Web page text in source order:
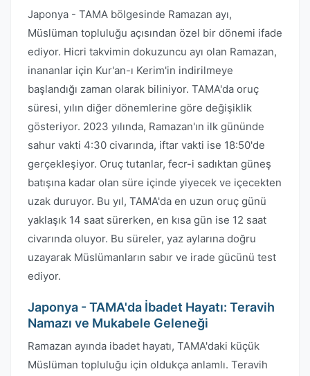
Japonya - TAMA bölgesinde Ramazan ayı,
Müslüman topluluğu açısından özel bir dönemi ifade
ediyor. Hicri takvimin dokuzuncu ayı olan Ramazan,
inananlar için Kur'an-ı Kerim'in indirilmeye
başlandığı zaman olarak biliniyor. TAMA'da oruç
süresi, yılın diğer dönemlerine göre değişiklik
gösteriyor. 2023 yılında, Ramazan'ın ilk gününde
sahur vakti 4:30 civarında, iftar vakti ise 18:50'de
gerçekleşiyor. Oruç tutanlar, fecr-i sadıktan güneş
batışına kadar olan süre içinde yiyecek ve içecekten
uzak duruyor. Bu yıl, TAMA'da en uzun oruç günü
yaklaşık 14 saat sürerken, en kısa gün ise 12 saat
civarında oluyor. Bu süreler, yaz aylarına doğru
uzayarak Müslümanların sabır ve irade gücünü test
ediyor.
Japonya - TAMA'da İbadet Hayatı: Teravih
Namazı ve Mukabele Geleneği
Ramazan ayında ibadet hayatı, TAMA'daki küçük
Müslüman topluluğu için oldukça anlamlı. Teravih